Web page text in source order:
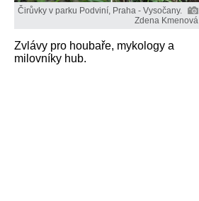
Čirůvky v parku Podviní, Praha - Vysočany.
Zdena Kmenová
Zvlávy pro houbaře, mykology a
milovníky hub.